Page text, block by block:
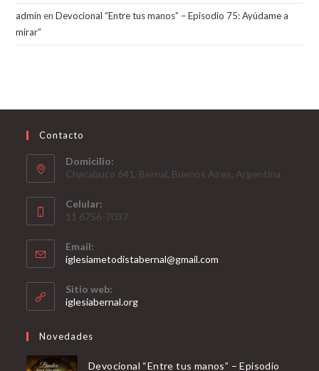
admin enDevocional “Entre tus manos” – Episodio 75: Ayúdame a
mirar”
Contacto
Domicilio:
Chacabuco 641, Bernal, Buenos Aires, Argentina
Celular:
11 6756-7037
Email:
iglesiametodistabernal@gmail.com
Sitio web:
iglesiabernal.org
Novedades
Devocional “Entre tus manos” – Episodio